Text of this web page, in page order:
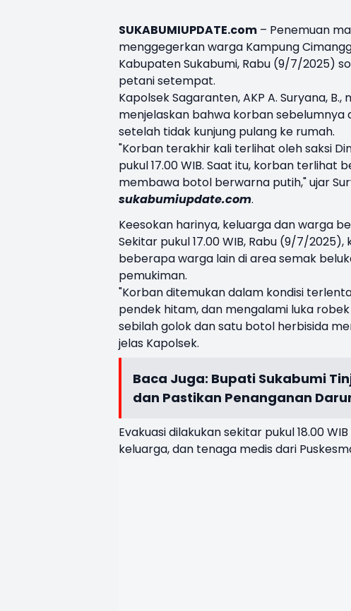
SUKABUMIUPDATE.com – Penemuan
menggegerkan warga Kampung
Kabupaten Sukabumi, Rabu (9/7/2025)
petani setempat.
Kapolsek Sagaranten, AKP A. Suryana,
menjelaskan bahwa korban sebelumnya
setelah tidak kunjung pulang ke rumah.
"Korban terakhir kali terlihat oleh saksi
pukul 17.00 WIB. Saat itu, korban terlihat
membawa botol berwarna putih," ujar
sukabumiupdate.com.
Keesokan harinya, keluarga dan warga
Sekitar pukul 17.00 WIB, Rabu (9/7/
beberapa warga lain di area semak
pemukiman.
"Korban ditemukan dalam kondisi
pendek hitam, dan mengalami luka
sebilah golok dan satu botol herbisida
jelas Kapolsek.
Baca Juga: Bupati Sukabumi
dan Pastikan Penanganan
Evakuasi dilakukan sekitar pukul 18.00
keluarga, dan tenaga medis dari